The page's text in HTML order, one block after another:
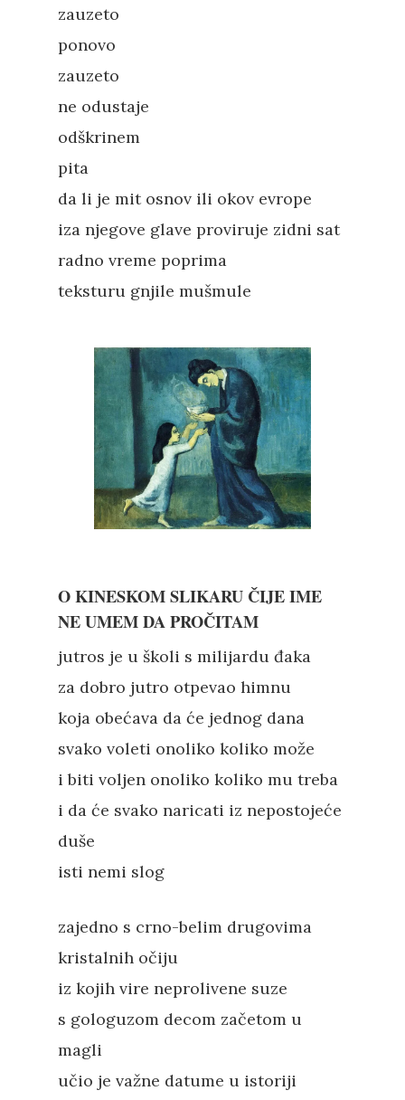
zauzeto
ponovo
zauzeto
ne odustaje
odškrinem
pita
da li je mit osnov ili okov evrope
iza njegove glave proviruje zidni sat
radno vreme poprima
teksturu gnjile mušmule
O KINESKOM SLIKARU ČIJE IME
NE UMEM DA PROČITAM
jutros je u školi s milijardu đaka
za dobro jutro otpevao himnu
koja obećava da će jednog dana
svako voleti onoliko koliko može
i biti voljen onoliko koliko mu treba
i da će svako naricati iz nepostojeće
duše
isti nemi slog
zajedno s crno-belim drugovima
kristalnih očiju
iz kojih vire neprolivene suze
s gologuzom decom začetom u
magli
učio je važne datume u istoriji